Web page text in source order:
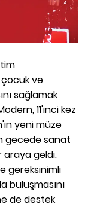
çocuk ve
sağlamak
11'inci kez
yeni müze
gecede sanat
araya geldi.
gereksinimli
buluşmasını
de destek